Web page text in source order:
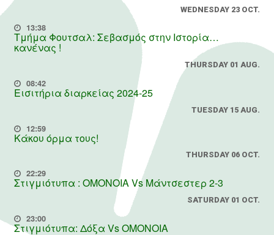
WEDNESDAY 23 OCT.
13:38
Τμήμα Φουτσαλ: Σεβασμός στην Ιστορία…
κανένας !
THURSDAY 01 AUG.
08:42
Εισιτήρια διαρκείας 2024-25
TUESDAY 15 AUG.
12:59
Κάκου όρμα τους!
THURSDAY 06 OCT.
22:29
Στιγμιότυπα : ΟΜΟΝΟΙΑ Vs Μάντσεστερ 2-3
SATURDAY 01 OCT.
23:00
Στιγμιότυπα: Δόξα Vs OMONOIA